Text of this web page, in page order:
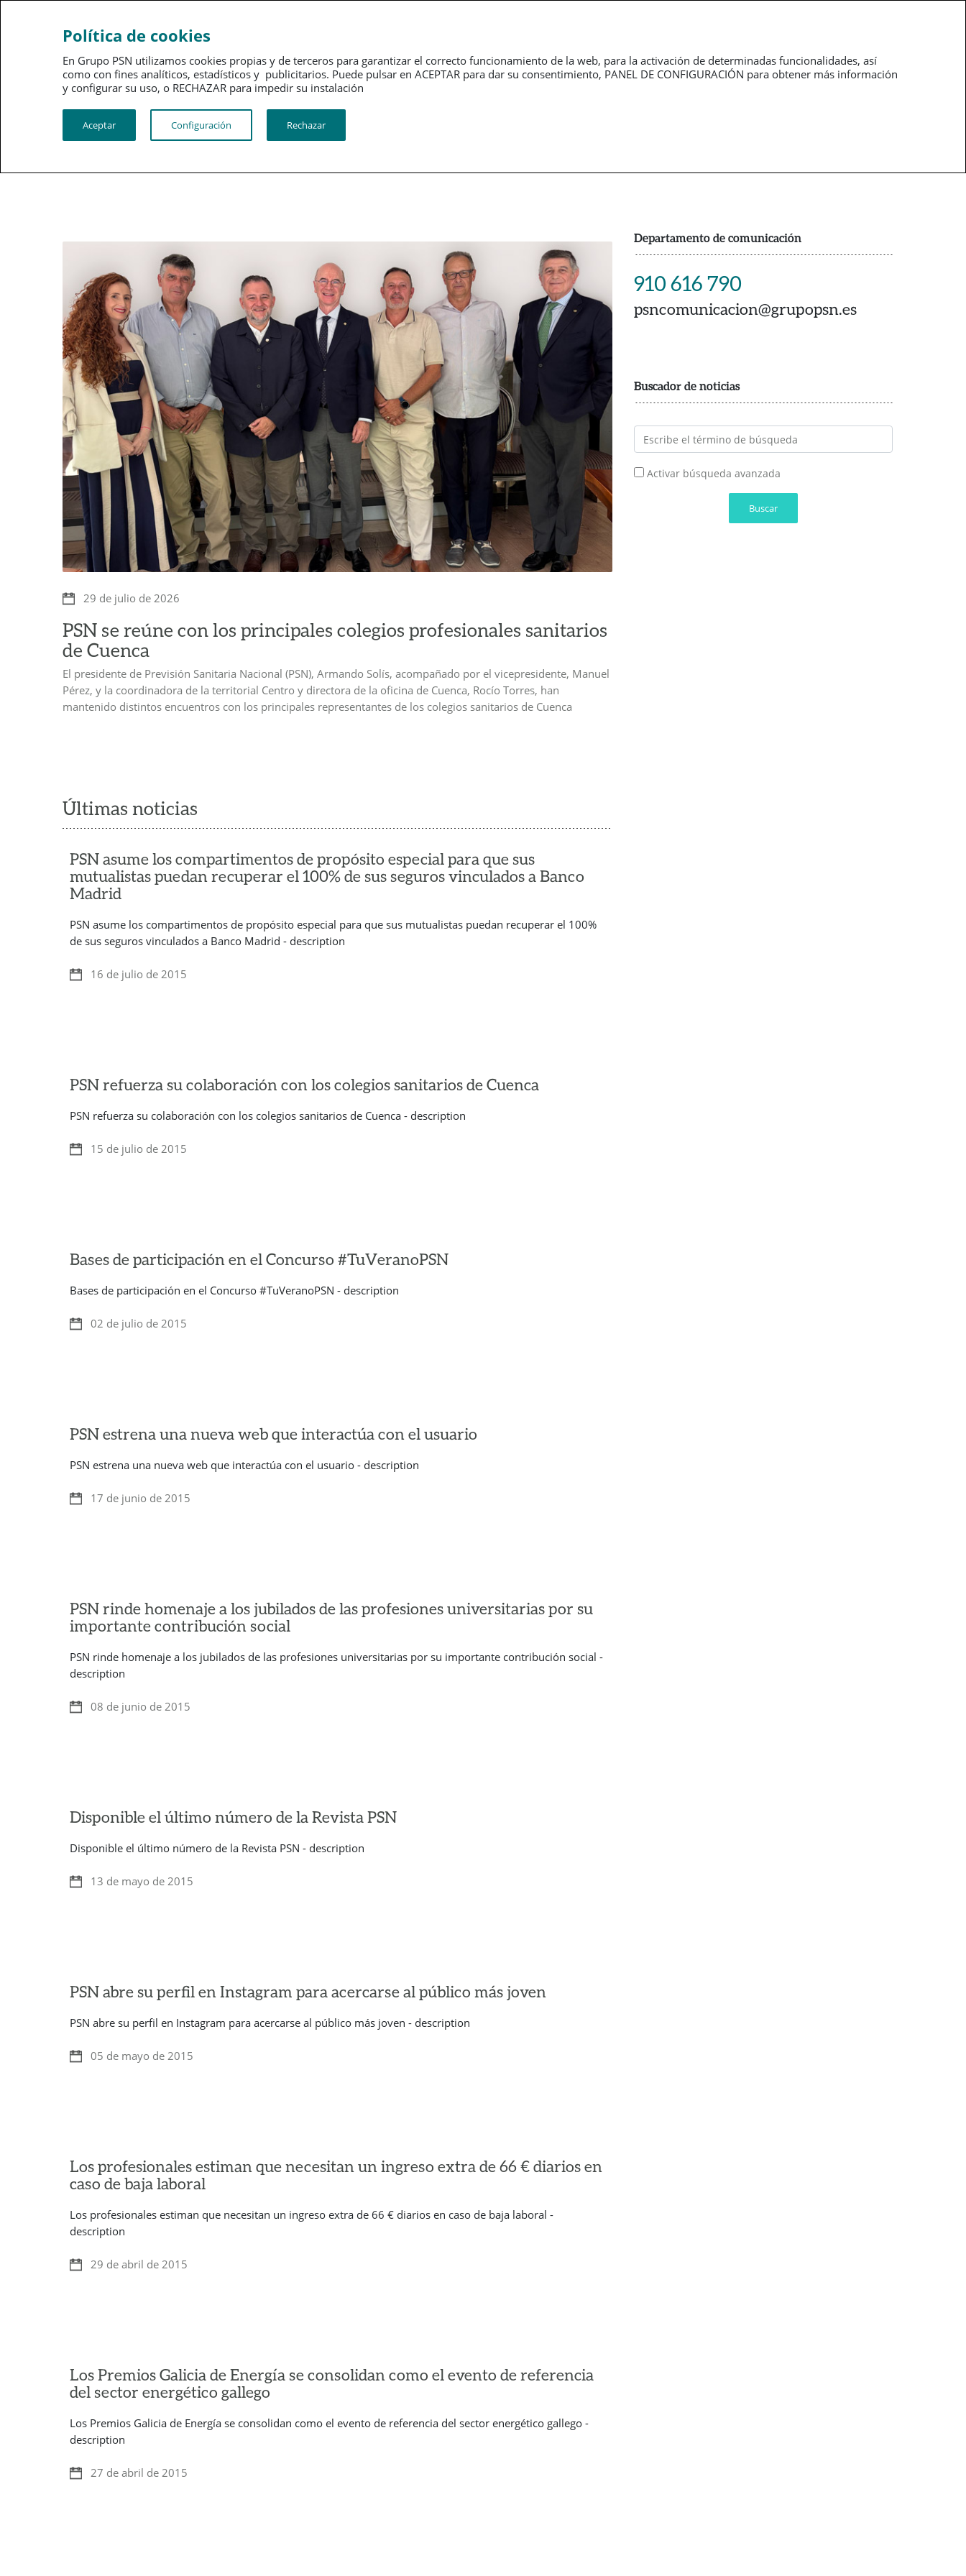
PSN
PSN al día Kit de prensa Revistas
Sala de Prensa
29 de julio de 2026
PSN se reúne con los principales colegios profesionales sanitarios
de Cuenca
El presidente de Previsión Sanitaria Nacional (PSN), Armando Solís, acompañado por el vicepresidente, Manuel
Pérez, y la coordinadora de la territorial Centro y directora de la oficina de Cuenca, Rocío Torres, han
mantenido distintos encuentros con los principales representantes de los colegios sanitarios de Cuenca
Últimas noticias
PSN asume los compartimentos de propósito especial para que sus
mutualistas puedan recuperar el 100% de sus seguros vinculados a Banco
Madrid
PSN asume los compartimentos de propósito especial para que sus mutualistas puedan recuperar el 100%
de sus seguros vinculados a Banco Madrid - description
16 de julio de 2015
PSN refuerza su colaboración con los colegios sanitarios de Cuenca
PSN refuerza su colaboración con los colegios sanitarios de Cuenca - description
15 de julio de 2015
Bases de participación en el Concurso #TuVeranoPSN
Bases de participación en el Concurso #TuVeranoPSN - description
02 de julio de 2015
PSN estrena una nueva web que interactúa con el usuario
PSN estrena una nueva web que interactúa con el usuario - description
17 de junio de 2015
PSN rinde homenaje a los jubilados de las profesiones universitarias por su
importante contribución social
PSN rinde homenaje a los jubilados de las profesiones universitarias por su importante contribución social -
description
08 de junio de 2015
Disponible el último número de la Revista PSN
Disponible el último número de la Revista PSN - description
13 de mayo de 2015
PSN abre su perfil en Instagram para acercarse al público más joven
PSN abre su perfil en Instagram para acercarse al público más joven - description
05 de mayo de 2015
Los profesionales estiman que necesitan un ingreso extra de 66 € diarios en
caso de baja laboral
Los profesionales estiman que necesitan un ingreso extra de 66 € diarios en caso de baja laboral -
description
29 de abril de 2015
Los Premios Galicia de Energía se consolidan como el evento de referencia
del sector energético gallego
Los Premios Galicia de Energía se consolidan como el evento de referencia del sector energético gallego -
description
27 de abril de 2015
Departamento de comunicación
910 616 790
psncomunicacion@grupopsn.es
Buscador de noticias
Activar búsqueda avanzada
Buscar
Política de cookies
En Grupo PSN utilizamos cookies propias y de terceros para garantizar el correcto funcionamiento de la web, para la activación de determinadas funcionalidades, así
como con fines analíticos, estadísticos y publicitarios. Puede pulsar en ACEPTAR para dar su consentimiento, PANEL DE CONFIGURACIÓN para obtener más información
y configurar su uso, o RECHAZAR para impedir su instalación​​​​​​​
Aceptar Configuración Rechazar